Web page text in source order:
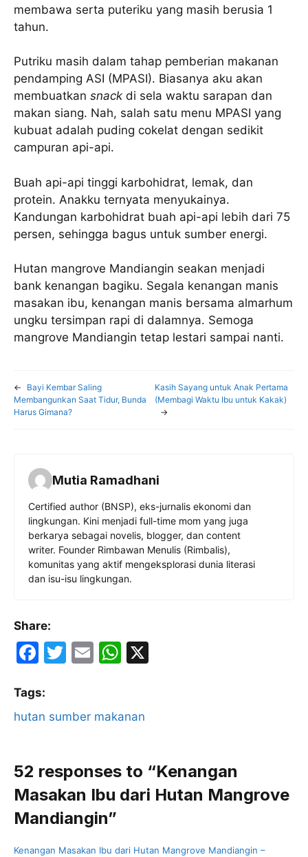
membawa serta puteriku yang masih berusia 1
tahun.
Putriku masih dalam tahap pemberian makanan
pendamping ASI (MPASI). Biasanya aku akan
membuatkan snack di sela waktu sarapan dan
makan siang. Nah, salah satu menu MPASI yang
kubuat adalah puding cokelat dengan sedikit
campuran api-api.
Buah api-api tinggi karbohidrat, lemak, dan
protein. Anakku ternyata menyukainya.
Kandungan karbohidrat buah api-api lebih dari 75
persen, sehingga bagus untuk sumber energi.
Hutan mangrove Mandiangin seakan menjadi
bank kenangan bagiku. Segala kenangan manis
masakan ibu, kenangan manis bersama almarhum
ungku tersimpan rapi di dalamnya. Semoga
mangrove Mandiangin tetap lestari sampai nanti.
←
Bayi Kembar Saling
Membangunkan Saat Tidur, Bunda
Harus Gimana?
Kasih Sayang untuk Anak Pertama
(Membagi Waktu Ibu untuk Kakak)
→
Mutia Ramadhani
Certified author (BNSP), eks-jurnalis ekonomi dan
lingkungan. Kini menjadi full-time mom yang juga
berkarya sebagai novelis, blogger, dan content
writer. Founder Rimbawan Menulis (Rimbalis),
komunitas yang aktif mengeksplorasi dunia literasi
dan isu-isu lingkungan.
Share:
F
c
e
o
o
k
T
er
E
l
W
s
p
p
Tags:
hutan sumber makanan
52 responses to “Kenangan
Masakan Ibu dari Hutan Mangrove
Mandiangin”
Kenangan Masakan Ibu dari Hutan Mangrove Mandiangin –